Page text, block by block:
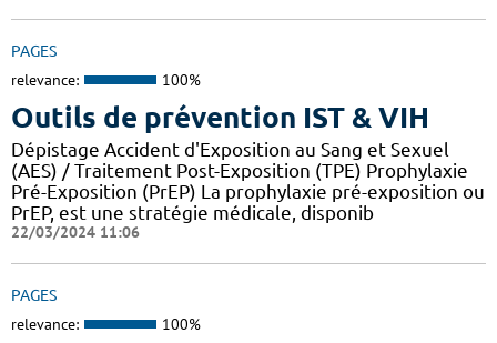
PAGES
relevance: 100%
Outils de prévention IST & VIH
Dépistage Accident d'Exposition au Sang et Sexuel
(AES) / Traitement Post-Exposition (TPE) Prophylaxie
Pré-Exposition (PrEP) La prophylaxie pré-exposition ou
PrEP, est une stratégie médicale, disponib
22/03/2024 11:06
PAGES
relevance: 100%